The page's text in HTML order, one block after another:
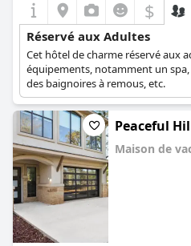
$
Réservé aux Adultes
Cet hôtel de charme réservé aux
équipements, notamment un
des baignoires à remous, etc.
Peaceful
Maison de